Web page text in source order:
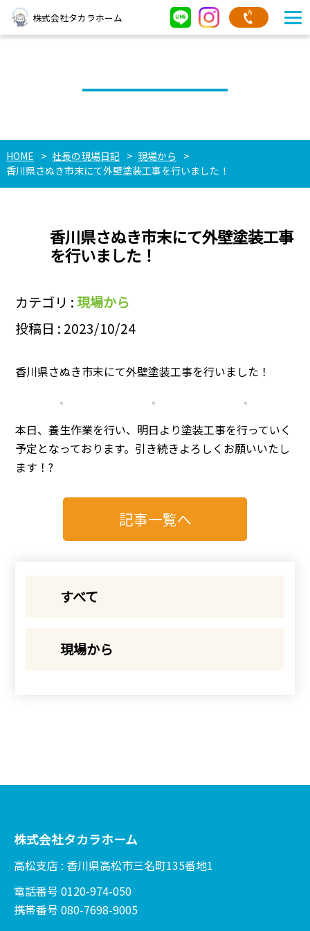
株式会社タカラホーム
HOME 社長の現場日記
現場から
香川県さぬき市末にて外壁塗装工事を行いました！
香川県さぬき市末にて外壁塗装工事
を行いました！
カテゴリ :現場から
投稿日 : 2023/10/24
香川県さぬき市末にて外壁塗装工事を行いました！
本日、養生作業を行い、明日より塗装工事を行っていく
予定となっております。引き続きよろしくお願いいたし
ます！?
記事一覧へ
すべて
現場から
株式会社タカラホーム
高松支店 : 香川県高松市三名町135番地1
電話番号 0120-974-050
携帯番号 080-7698-9005